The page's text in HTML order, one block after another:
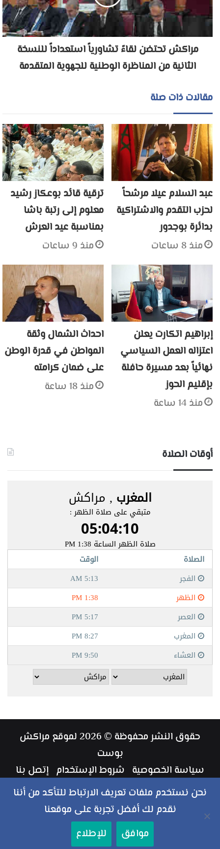
مراكش تحتضن لقاءً تشاورياً استعداداً للنسخة
الثانية من المناظرة الوطنية للجهوية المتقدمة
مقالات ذات صلة
عبد السلام عيلا مرشحاً
لحزب التقدم والاشتراكية
بدائرة بوجدور
منذ 8 ساعات
ترقية قائد بوعكاز رشيد
معلوم إلى رتبة باشا
بمناسبة عيد العرش
منذ 9 ساعات
إبراهيم اتكارت يعلن
اعتزاله العمل السياسي
نهائياً بعد مسيرة حافلة
بإقليم الحوز
منذ 14 ساعة
احداث الشمال وثقة
المواطن في قدرة الوطن
على ضمان كرامته
منذ 18 ساعة
أوقات الصلاة
حقوق النشر محفوظة © 2026 لموقع مراكش
بوست
سياسة الخصوصية شروط الإستخدام إتصل بنا
طاقم العمل
ملخص
الموقع
فيسبوكتويتر يوتيوبانستقرام‏Google
نحن نستخدم ملفات تعريف الارتباط للتأكد من أننا
نقدم لك أفضل تجربة على موقعنا
موافق
للإطلاع